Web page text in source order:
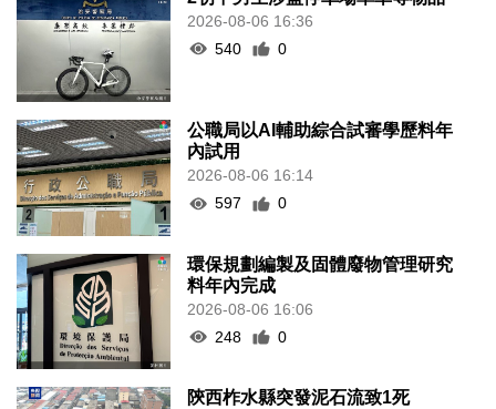
2026-08-06 16:36
540
0
公職局以AI輔助綜合試審學歷料年
內試用
2026-08-06 16:14
597
0
環保規劃編製及固體廢物管理研究
料年內完成
2026-08-06 16:06
248
0
陝西柞水縣突發泥石流致1死